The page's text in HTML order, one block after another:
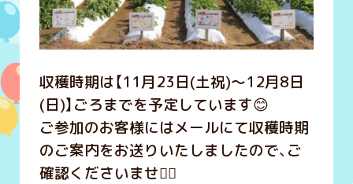
収穫時期は【11月23日(土祝)～12月8日
(日)】ごろまでを予定しています😊
ご参加のお客様にはメールにて収穫時期
のご案内をお送りいたしましたので、ご
確認くださいませ🙇‍♀️